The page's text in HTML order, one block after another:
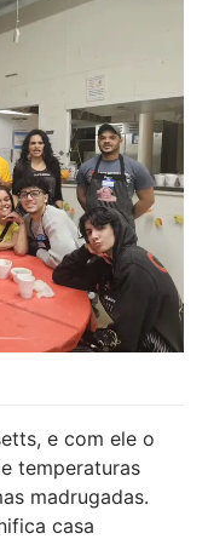
e com ele o
temperaturas
madrugadas.
casa